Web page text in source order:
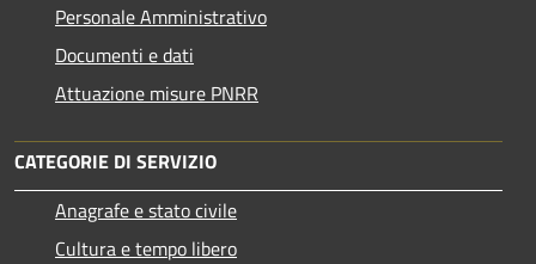
Personale Amministrativo
Documenti e dati
Attuazione misure PNRR
CATEGORIE DI SERVIZIO
Anagrafe e stato civile
Cultura e tempo libero